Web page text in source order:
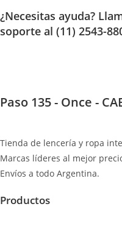
¿Necesitas ayuda?
soporte al (11) 2543-
Paso 135 - Once -
Tienda de lencería y ropa
Marcas líderes al mejor
Envíos a todo Argentina.
Productos